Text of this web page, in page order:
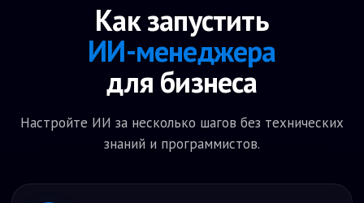
Как запустить
ИИ-менеджера
для бизнеса
Настройте ИИ за несколько шагов без технических
знаний и программистов.